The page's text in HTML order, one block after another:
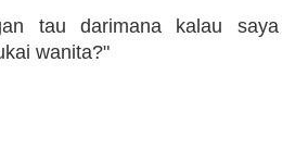
tau darimana kalau saya
wanita?"